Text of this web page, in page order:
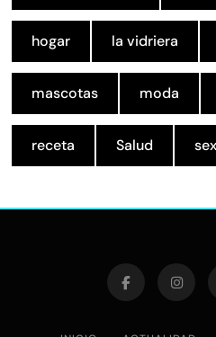
hogar la vidriera
mascotas moda
receta Salud